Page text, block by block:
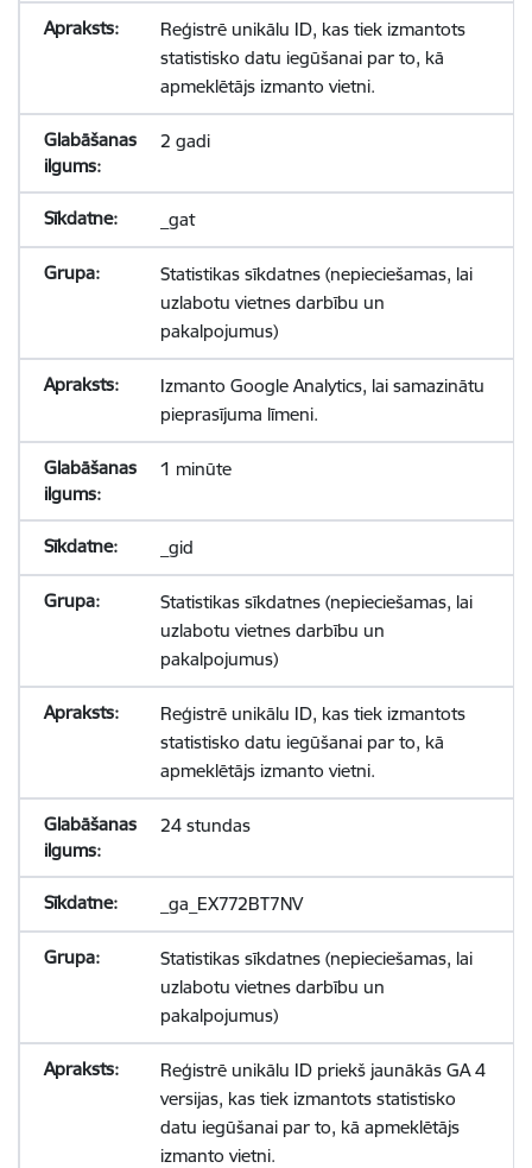
Reģistrē unikālu ID, kas tiek izmantots
statistisko datu iegūšanai par to, kā
apmeklētājs izmanto vietni.
2 gadi
_gat
Statistikas sīkdatnes (nepieciešamas, lai
uzlabotu vietnes darbību un
pakalpojumus)
Izmanto Google Analytics, lai samazinātu
pieprasījuma līmeni.
1 minūte
_gid
Statistikas sīkdatnes (nepieciešamas, lai
uzlabotu vietnes darbību un
pakalpojumus)
Reģistrē unikālu ID, kas tiek izmantots
statistisko datu iegūšanai par to, kā
apmeklētājs izmanto vietni.
24 stundas
_ga_EX772BT7NV
Statistikas sīkdatnes (nepieciešamas, lai
uzlabotu vietnes darbību un
pakalpojumus)
Reģistrē unikālu ID priekš jaunākās GA 4
versijas, kas tiek izmantots statistisko
datu iegūšanai par to, kā apmeklētājs
izmanto vietni.